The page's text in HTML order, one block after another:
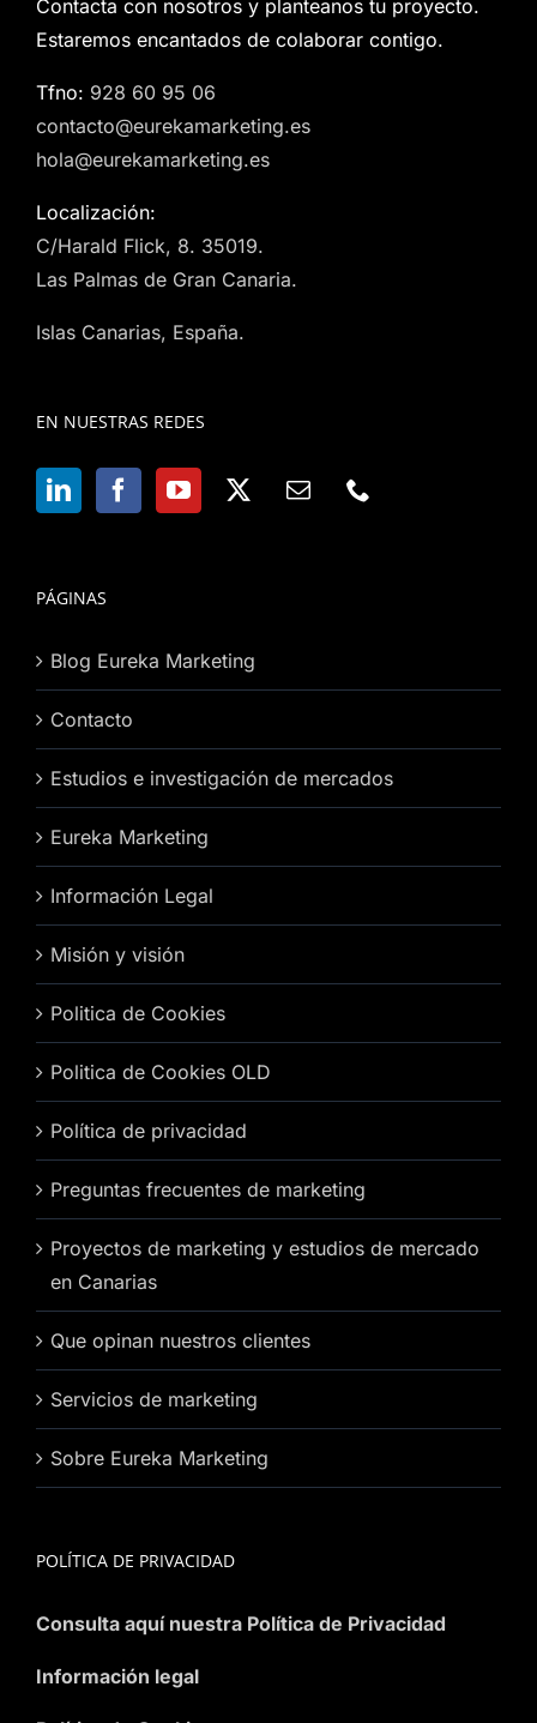
Contacta con nosotros y planteanos tu proyecto.
Estaremos encantados de colaborar contigo.
Tfno: 928 60 95 06
contacto@eurekamarketing.es
hola@eurekamarketing.es
Localización:
C/Harald Flick, 8. 35019.
Las Palmas de Gran Canaria.
Islas Canarias, España.
EN NUESTRAS REDES
PÁGINAS
Blog Eureka Marketing
Contacto
Estudios e investigación de mercados
Eureka Marketing
Información Legal
Misión y visión
Politica de Cookies
Politica de Cookies OLD
Política de privacidad
Preguntas frecuentes de marketing
Proyectos de marketing y estudios de mercado
en Canarias
Que opinan nuestros clientes
Servicios de marketing
Sobre Eureka Marketing
POLÍTICA DE PRIVACIDAD
Consulta aquí nuestra Política de Privacidad
Información legal